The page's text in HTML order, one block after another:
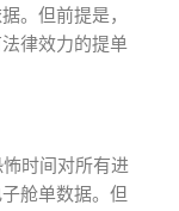
。但前提是，
律效力的提单
时间对所有进
舱单数据。但